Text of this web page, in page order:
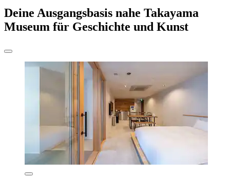
Deine Ausgangsbasis nahe Takayama
Museum für Geschichte und Kunst